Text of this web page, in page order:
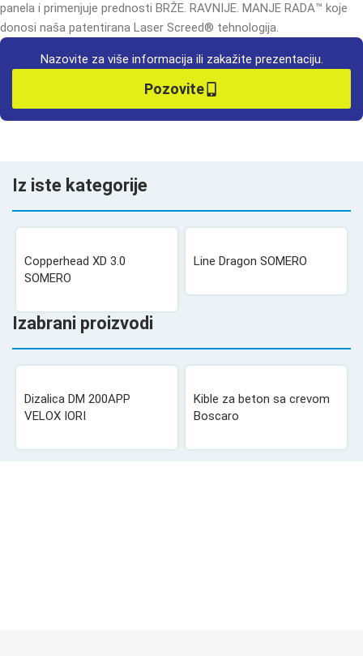
panela i primenjuje prednosti BRŽE. RAVNIJE. MANJE RADA™ koje
donosi naša patentirana Laser Screed® tehnologija.
Nazovite za više informacija ili zakažite prezentaciju.
Pozovite
Iz iste kategorije
Copperhead XD 3.0
SOMERO
Line Dragon SOMERO
Izabrani proizvodi
Dizalica DM 200APP
VELOX IORI
Kible za beton sa crevom
Boscaro